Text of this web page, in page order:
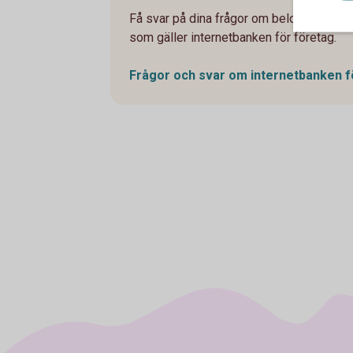
Få svar på dina frågor om
som gäller internetbanken för företag.
Frågor och svar om internetbanken